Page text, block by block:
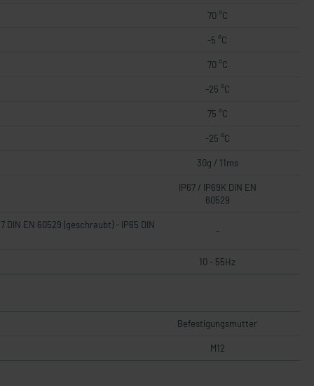
70 °C
-5 °C
70 °C
-25 °C
75 °C
-25 °C
30g / 11ms
IP67 / IP69K DIN EN
60529
DIN EN 60529 (geschraubt) - IP65 DIN
-
10 - 55Hz
Befestigungsmutter
M12